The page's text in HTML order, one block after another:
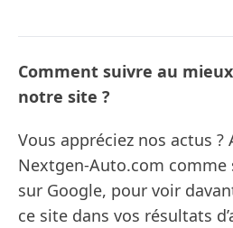
Comment suivre au
notre site ?
Vous appréciez nos actus
Nextgen-Auto.com comme
sur Google, pour voir
ce site dans vos résultats